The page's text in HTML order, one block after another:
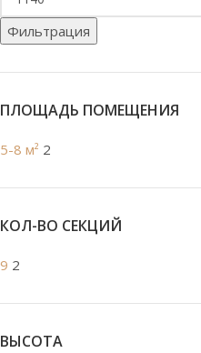
Фильтрация
ПЛОЩАДЬ ПОМЕЩЕНИЯ
5-8 м² 2
КОЛ-ВО СЕКЦИЙ
9 2
ВЫСОТА